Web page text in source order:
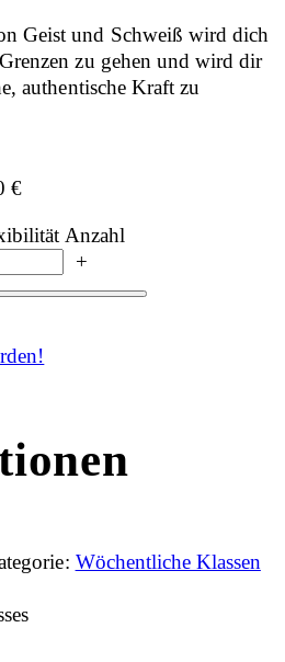
Geist und Schweiß wird dich
zu gehen und wird dir
authentische Kraft zu
€
Anzahl
+
Wöchentliche Klassen